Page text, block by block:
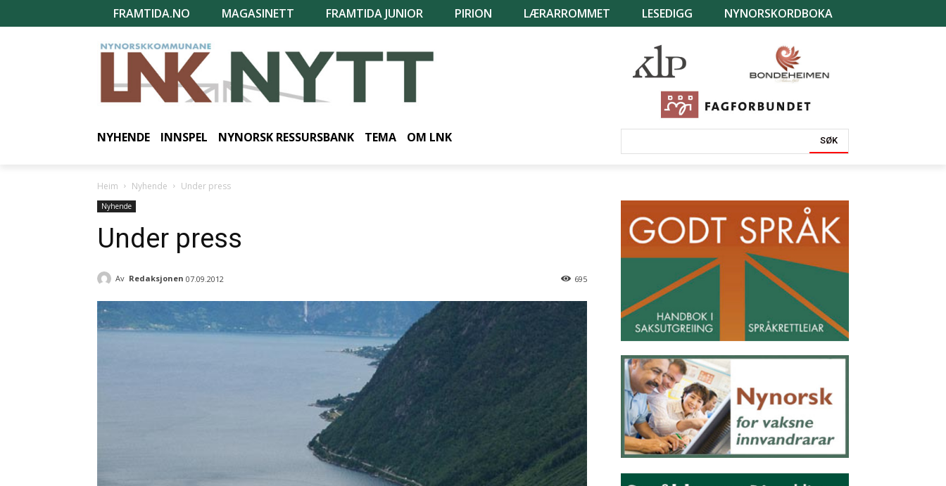
FRAMTIDA.NO MAGASINETT FRAMTIDA JUNIOR PIRION LÆRARROMMET LESEDIGG NYNORSKORDBOKA
NYHENDE INNSPEL NYNORSK RESSURSBANK TEMA OM LNK SØK
Heim Nyhende Under press
Nyhende
Under press
Av Redaksjonen 07.09.2012 695